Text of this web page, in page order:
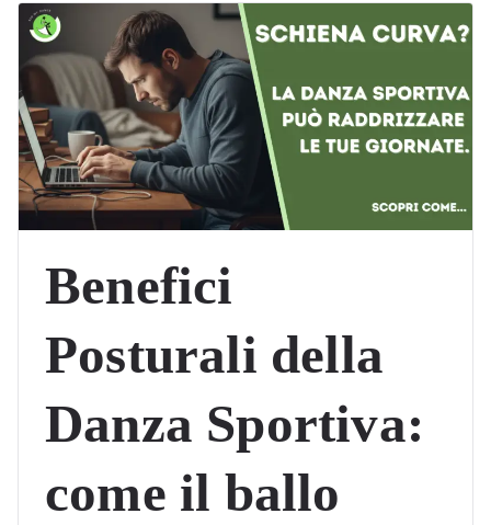
Benefici
Posturali della
Danza Sportiva:
come il ballo